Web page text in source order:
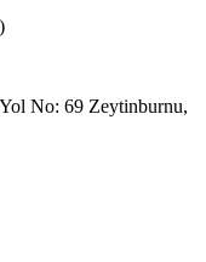
No: 69 Zeytinburnu,